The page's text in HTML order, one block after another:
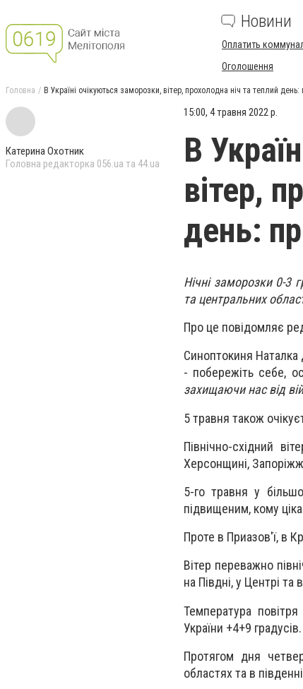
Новини
Оплатить
Оголошення
Головна В Україні очікуються заморозки, вітер, прохолодна ніч та теплий
Катерина Охотник
Головна редакторка 056.ua та 44.ua
15:00, 4 травня 2022 р.
В
вітер,
день:
Нічні заморозки 0-3
та центральних
Про це повідомляє
Синоптокиня Наталка
- побережіть себе,
захищаючи нас від
5 травня також
Північно-східний
Херсонщині,
5-го травня у
підвищеним, кому
Проте в Приазов'ї, в
Вітер переважно
на Півдні, у Центрі та
Температура
України +4+9 градусів.
Протягом дня
областях та в